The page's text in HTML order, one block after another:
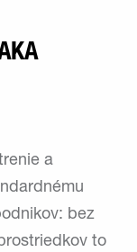
a
bez
to